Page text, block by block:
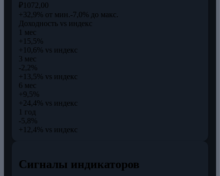
₽1072,00
+32,9% от мин.-7,0% до макс.
Доходность vs индекс
1 мес
+15,5%
+10,6% vs индекс
3 мес
-2,2%
+13,5% vs индекс
6 мес
+9,5%
+24,4% vs индекс
1 год
-5,8%
+12,4% vs индекс
Сигналы индикаторов